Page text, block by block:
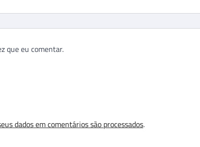
que eu comentar.
dados em comentários são processados.